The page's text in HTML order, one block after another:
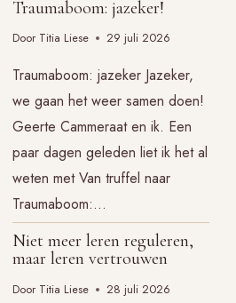
Traumaboom: jazeker!
Door Titia Liese 29 juli 2026
Traumaboom: jazeker Jazeker,
we gaan het weer samen doen!
Geerte Cammeraat en ik. Een
paar dagen geleden liet ik het al
weten met Van truffel naar
Traumaboom:…
Niet meer leren reguleren,
maar leren vertrouwen
Door Titia Liese 28 juli 2026